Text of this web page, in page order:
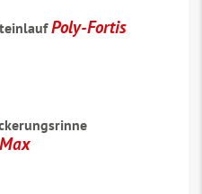
Poly-Fortis